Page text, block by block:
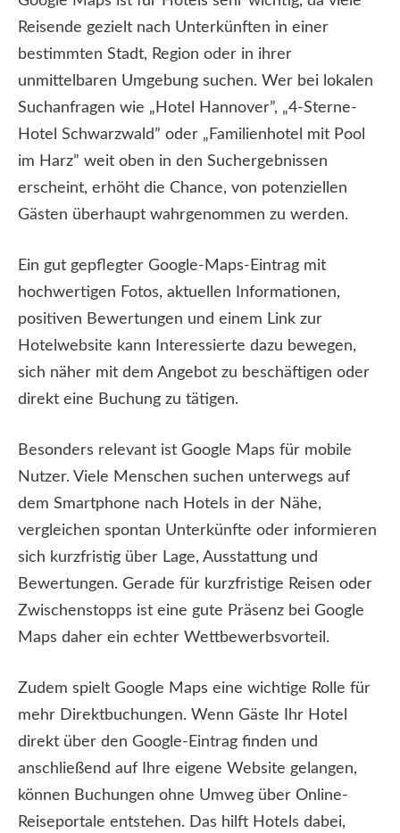
Reisende gezielt nach Unterkünften in einer
bestimmten Stadt, Region oder in ihrer
unmittelbaren Umgebung suchen. Wer bei lokalen
Suchanfragen wie „Hotel Hannover”, „4-Sterne-
Hotel Schwarzwald” oder „Familienhotel mit Pool
im Harz” weit oben in den Suchergebnissen
erscheint, erhöht die Chance, von potenziellen
Gästen überhaupt wahrgenommen zu werden.
Ein gut gepflegter Google-Maps-Eintrag mit
hochwertigen Fotos, aktuellen Informationen,
positiven Bewertungen und einem Link zur
Hotelwebsite kann Interessierte dazu bewegen,
sich näher mit dem Angebot zu beschäftigen oder
direkt eine Buchung zu tätigen.
Besonders relevant ist Google Maps für mobile
Nutzer. Viele Menschen suchen unterwegs auf
dem Smartphone nach Hotels in der Nähe,
vergleichen spontan Unterkünfte oder informieren
sich kurzfristig über Lage, Ausstattung und
Bewertungen. Gerade für kurzfristige Reisen oder
Zwischenstopps ist eine gute Präsenz bei Google
Maps daher ein echter Wettbewerbsvorteil.
Zudem spielt Google Maps eine wichtige Rolle für
mehr Direktbuchungen. Wenn Gäste Ihr Hotel
direkt über den Google-Eintrag finden und
anschließend auf Ihre eigene Website gelangen,
können Buchungen ohne Umweg über Online-
Reiseportale entstehen. Das hilft Hotels dabei,